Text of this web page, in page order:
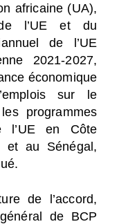
africaine (UA),
l’UE et du
de l’UE
2021-2027,
économique
sur le
programmes
l’UE en Côte
et au Sénégal,
de l’accord,
de BCP